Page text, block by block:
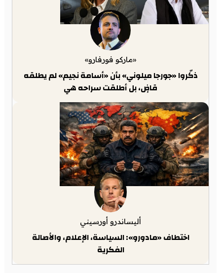
«ماركو فورفارو»
ذكّروا «جورجا ميلوني» بأن «أسامة نجيم» لم يطلقه
قاضٍ، بل أطلقت سراحه هي
أليساندرو أورسيني
اختطاف «مادورو»: السياسة، الإعلام، والأصالة
الفكرية